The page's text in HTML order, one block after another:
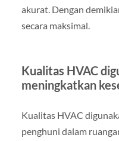
akurat. Dengan
secara maksimal.
Kualitas HVAC
meningkatkan
Kualitas HVAC
penghuni dalam